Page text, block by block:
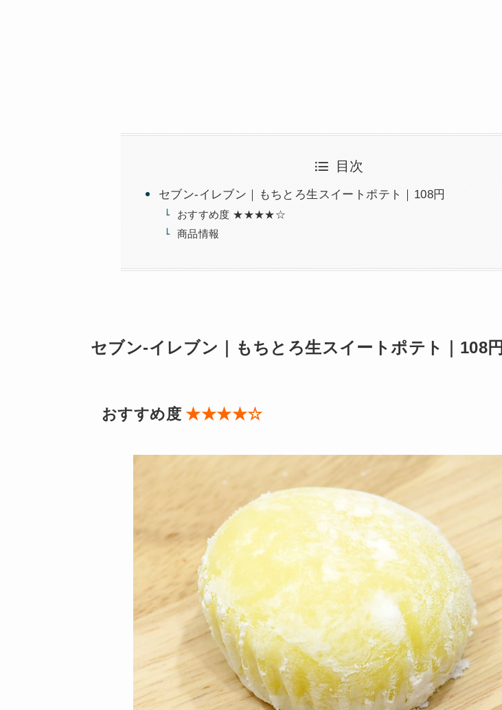
目次
セブン-イレブン｜もちとろ生スイートポテト｜108円
おすすめ度 ★★★★☆
商品情報
セブン-イレブン｜もちとろ生スイートポテト｜108円
おすすめ度★★★★☆